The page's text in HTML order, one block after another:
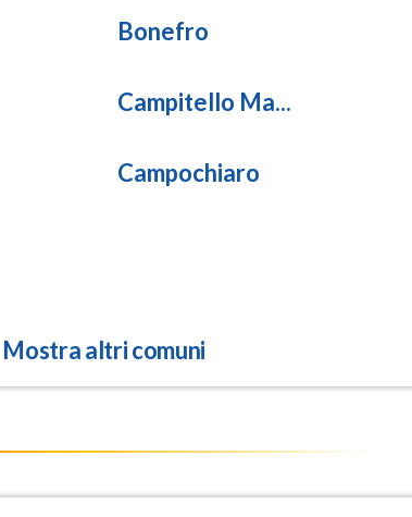
Bonefro
Campitello Ma...
Campochiaro
Mostra altri comuni